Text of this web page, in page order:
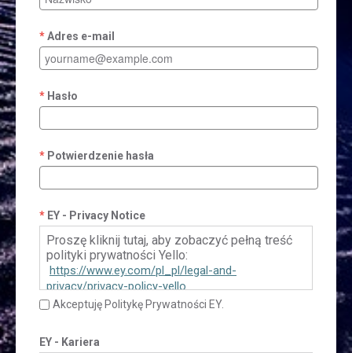
Adres e-mail
Hasło
Potwierdzenie hasła
EY - Privacy Notice
Proszę kliknij tutaj, aby zobaczyć pełną treść
polityki prywatności Yello:
https://www.ey.com/pl_pl/legal-and-
privacy/privacy-policy-yello
Akceptuję Politykę Prywatności EY.
EY - Kariera